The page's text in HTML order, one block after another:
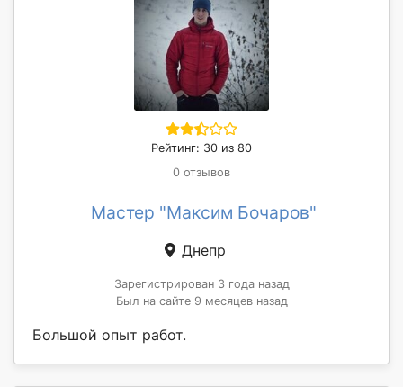
Рейтинг: 30 из 80
0 отзывов
Мастер "Максим Бочаров"
Днепр
Зарегистрирован 3 года назад
Был на сайте 9 месяцев назад
Большой опыт работ.